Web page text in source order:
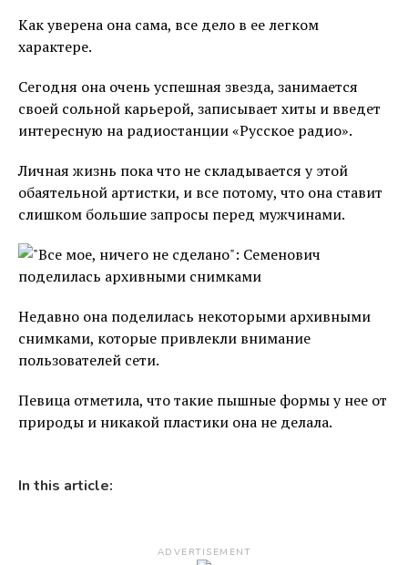
Как уверена она сама, все дело в ее легком
характере.
Сегодня она очень успешная звезда, занимается
своей сольной карьерой, записывает хиты и введет
интересную на радиостанции «Русское радио».
Личная жизнь пока что не складывается у этой
обаятельной артистки, и все потому, что она ставит
слишком большие запросы перед мужчинами.
Недавно она поделилась некоторыми архивными
снимками, которые привлекли внимание
пользователей сети.
Певица отметила, что такие пышные формы у нее от
природы и никакой пластики она не делала.
In this article:
ADVERTISEMENT